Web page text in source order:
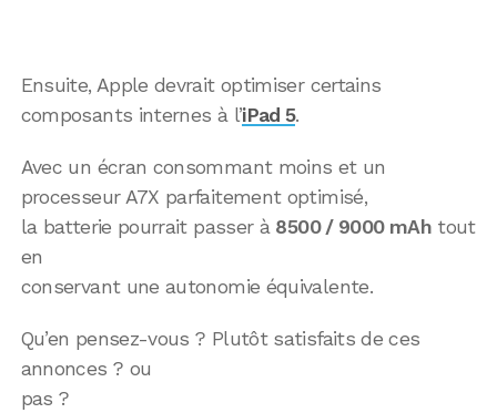
Ensuite, Apple devrait optimiser certains
composants internes à l’iPad 5.
Avec un écran consommant moins et un
processeur A7X parfaitement optimisé,
la batterie pourrait passer à 8500 / 9000 mAhtout
en
conservant une autonomie équivalente.
Qu’en pensez-vous ? Plutôt satisfaits de ces
annonces ? ou
pas ?